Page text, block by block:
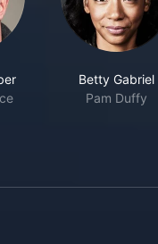
Betty Gabriel
Pam Duffy